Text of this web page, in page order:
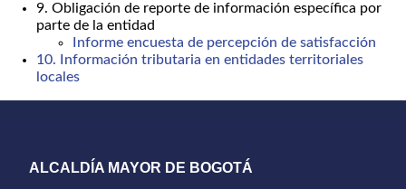
9. Obligación de reporte de información específica por
parte de la entidad
Informe encuesta de percepción de satisfacción
10. Información tributaria en entidades territoriales
locales
ALCALDÍA MAYOR DE BOGOTÁ